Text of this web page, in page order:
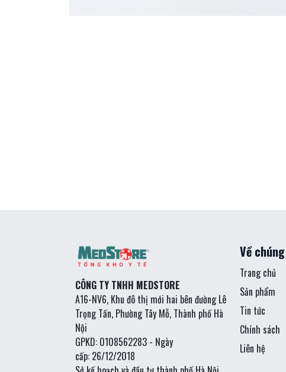
CÔNG TY TNHH MEDSTORE
A16-NV6, Khu đô thị mới hai bên đường Lê
Trọng Tấn, Phường Tây Mỗ, Thành phố Hà
Nội
GPKD: 0108562283 - Ngày
cấp: 26/12/2018
Về
Trang chủ
Sản phẩm
Tin tức
Chính sách
Liên hệ